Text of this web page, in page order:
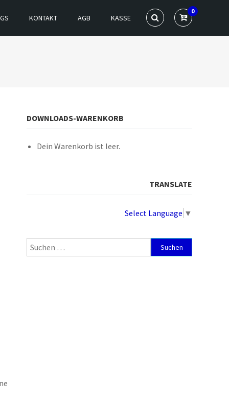
KONTAKT AGB KASSE
0
DOWNLOADS-WARENKORB
Dein Warenkorb ist leer.
TRANSLATE
Select Language ▼
Suchen
nach: